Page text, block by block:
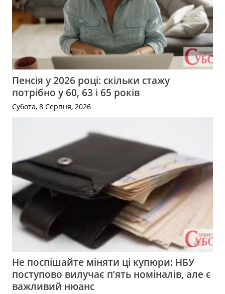
Пенсія у 2026 році: скільки стажу
потрібно у 60, 63 і 65 років
Субота, 8 Серпня, 2026
Не поспішайте міняти ці купюри: НБУ
поступово вилучає п’ять номіналів, але є
важливий нюанс